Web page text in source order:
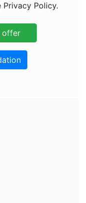
Policy.